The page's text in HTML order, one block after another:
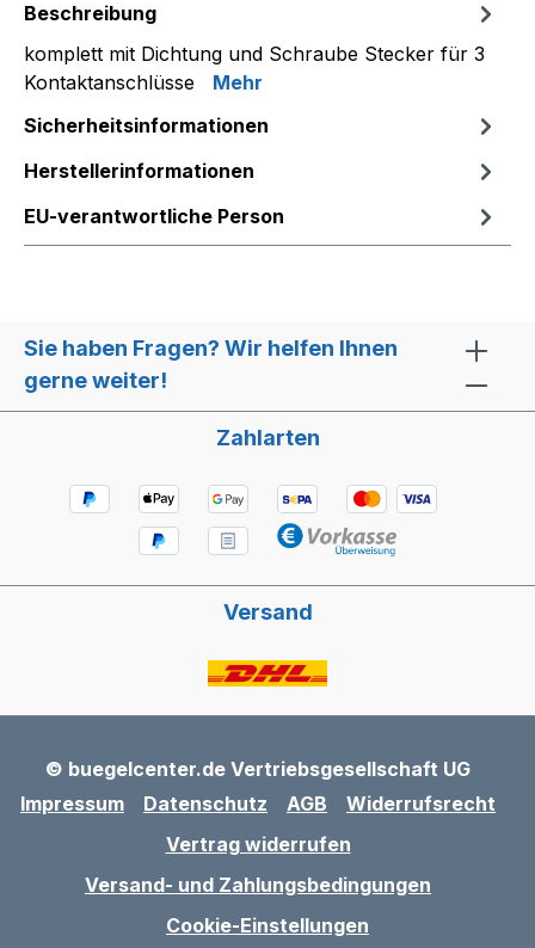
Beschreibung
komplett mit Dichtung und Schraube Stecker für 3
Kontaktanschlüsse Mehr
Sicherheitsinformationen
Herstellerinformationen
EU-verantwortliche Person
Sie haben Fragen? Wir helfen Ihnen
gerne weiter!
Zahlarten
Versand
© buegelcenter.de Vertriebsgesellschaft UG
Impressum
Datenschutz AGB
Widerrufsrecht
Vertrag widerrufen
Versand- und Zahlungsbedingungen
Cookie-Einstellungen